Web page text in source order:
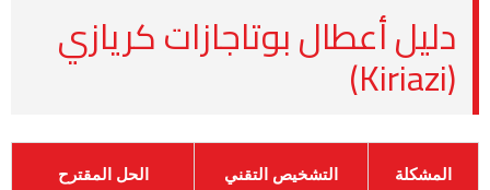
دليل أعطال بوتاجازات كريازي
(Kiriazi)
المشكلة التشخيص التقني الحل المقترح